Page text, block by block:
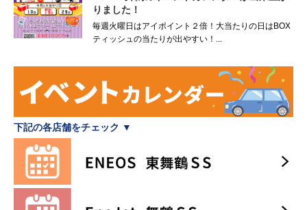
りました！
毎週火曜日はアイポイント２倍！大当たりの日はBOX
ティッシュの当たりが出やすい！...
下記の各店舗をチェック ▼